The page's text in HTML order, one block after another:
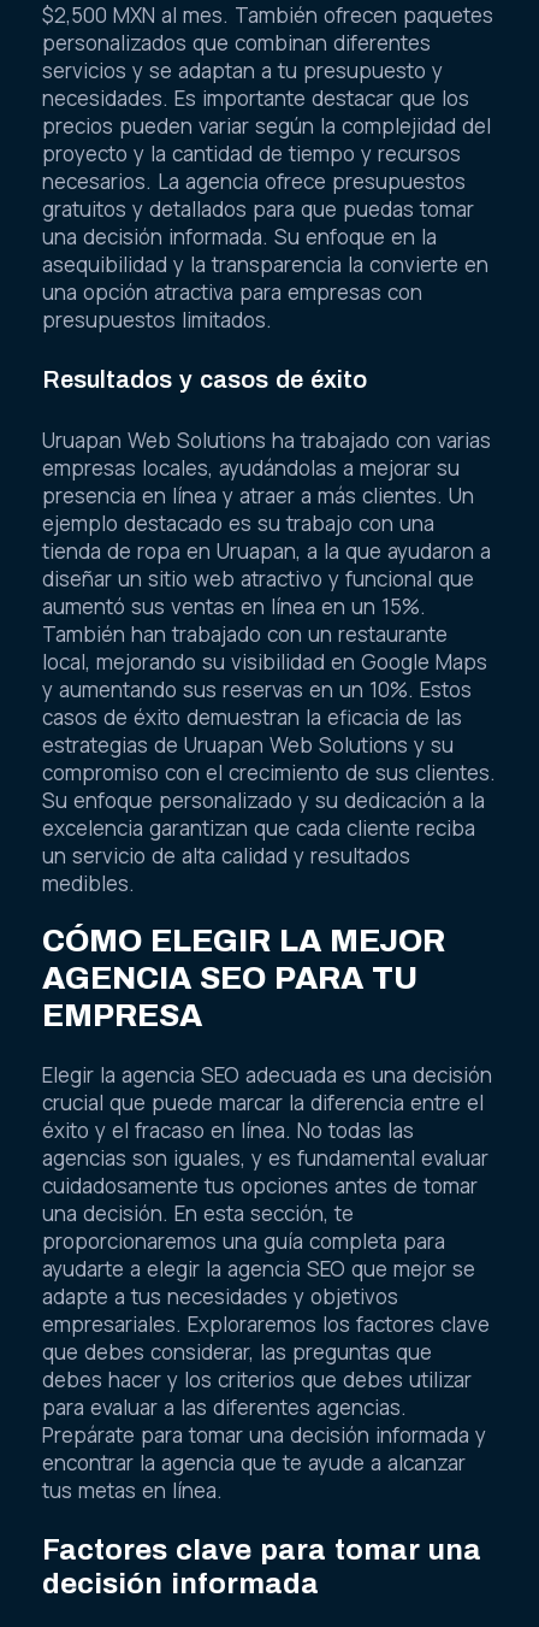
$2,500 MXN al mes. También ofrecen paquetes
personalizados que combinan diferentes
servicios y se adaptan a tu presupuesto y
necesidades. Es importante destacar que los
precios pueden variar según la complejidad del
proyecto y la cantidad de tiempo y recursos
necesarios. La agencia ofrece presupuestos
gratuitos y detallados para que puedas tomar
una decisión informada. Su enfoque en la
asequibilidad y la transparencia la convierte en
una opción atractiva para empresas con
presupuestos limitados.
Resultados y casos de éxito
Uruapan Web Solutions ha trabajado con varias
empresas locales, ayudándolas a mejorar su
presencia en línea y atraer a más clientes. Un
ejemplo destacado es su trabajo con una
tienda de ropa en Uruapan, a la que ayudaron a
diseñar un sitio web atractivo y funcional que
aumentó sus ventas en línea en un 15%.
También han trabajado con un restaurante
local, mejorando su visibilidad en Google Maps
y aumentando sus reservas en un 10%. Estos
casos de éxito demuestran la eficacia de las
estrategias de Uruapan Web Solutions y su
compromiso con el crecimiento de sus clientes.
Su enfoque personalizado y su dedicación a la
excelencia garantizan que cada cliente reciba
un servicio de alta calidad y resultados
medibles.
CÓMO ELEGIR LA MEJOR
AGENCIA SEO PARA TU
EMPRESA
Elegir la agencia SEO adecuada es una decisión
crucial que puede marcar la diferencia entre el
éxito y el fracaso en línea. No todas las
agencias son iguales, y es fundamental evaluar
cuidadosamente tus opciones antes de tomar
una decisión. En esta sección, te
proporcionaremos una guía completa para
ayudarte a elegir la agencia SEO que mejor se
adapte a tus necesidades y objetivos
empresariales. Exploraremos los factores clave
que debes considerar, las preguntas que
debes hacer y los criterios que debes utilizar
para evaluar a las diferentes agencias.
Prepárate para tomar una decisión informada y
encontrar la agencia que te ayude a alcanzar
tus metas en línea.
Factores clave para tomar una
decisión informada